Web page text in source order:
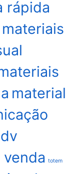
rápida
materiais
material
totem